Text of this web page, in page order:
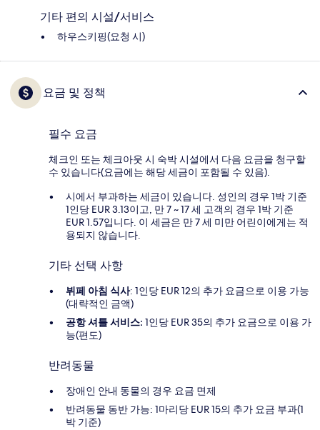
기타 편의 시설/서비스
하우스키핑(요청 시)
요금 및 정책
필수 요금
체크인 또는 체크아웃 시 숙박 시설에서 다음 요금을 청구할
수 있습니다(요금에는 해당 세금이 포함될 수 있음).
시에서 부과하는 세금이 있습니다. 성인의 경우 1박 기준
1인당 EUR 3.13이고, 만 7 ~ 17 세 고객의 경우 1박 기준
EUR 1.57입니다. 이 세금은 만 7 세 미만 어린이에게는 적
용되지 않습니다.
기타 선택 사항
뷔페 아침 식사: 1인당 EUR 12의 추가 요금으로 이용 가능
(대략적인 금액)
공항 셔틀 서비스: 1인당 EUR 35의 추가 요금으로 이용 가
능(편도)
반려동물
장애인 안내 동물의 경우 요금 면제
반려동물 동반 가능: 1마리당 EUR 15의 추가 요금 부과(1
박 기준)